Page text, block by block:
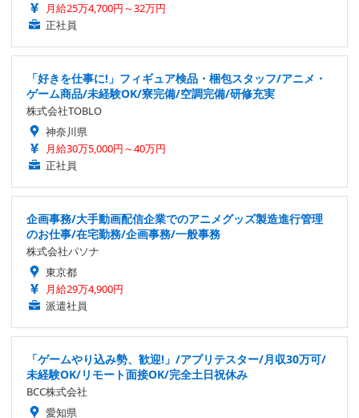
月給25万4,700円～32万円
正社員
「好きを仕事に!」フィギュア検品・梱包スタッフ/アニメ・
ゲーム商品/未経験OK/寮完備/空調完備/研修充実
株式会社TOBLO
神奈川県
月給30万5,000円～40万円
正社員
企画事務/大手動画配信企業でのアニメグッズ製造進行管理
のお仕事/在宅勤務/企画事務/一般事務
株式会社パソナ
東京都
月給29万4,900円
派遣社員
「ゲームやり込み勢、歓迎!」/アプリテスター/月収30万可/
未経験OK/リモート面接OK/完全土日祝休み
BCC株式会社
愛知県